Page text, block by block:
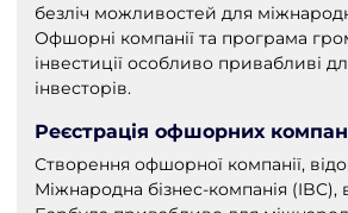
безліч можливостей для
Офшорні компанії та програма
інвестиції особливо привабливі
інвесторів.
Реєстрація офшорних
Створення офшорної компанії,
Міжнародна бізнес-компанія (IBC),